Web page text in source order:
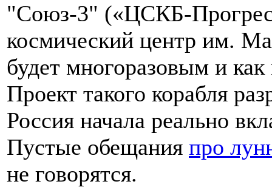
"Союз-3" («ЦСКБ-
космический центр им.
будет многоразовым и
Проект такого корабля
Россия начала реально
Пустые обещания про
не говорятся.